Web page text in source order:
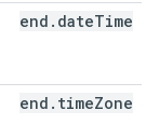
end . dateTime
end . timeZone